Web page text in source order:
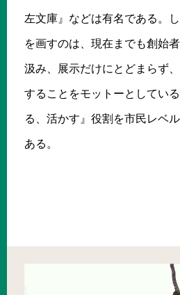
左文庫』などは有名である。
を画すのは、現在までも創始
汲み、展示だけにとどまらず
することをモットーとしてい
る、活かす』役割を市民レベ
ある。